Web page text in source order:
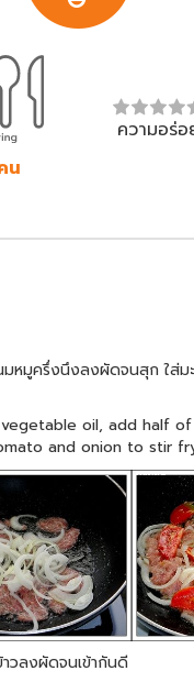
น
ความอร่อ
มหมูครึ่งนึงลงผัดจนสุก ใ
oil, add half
and onion to stir
วลงผัดจนเข้ากันดี